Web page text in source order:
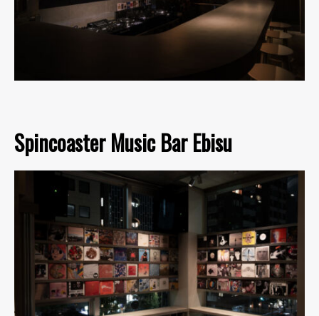
Spincoaster Music Bar Ebisu